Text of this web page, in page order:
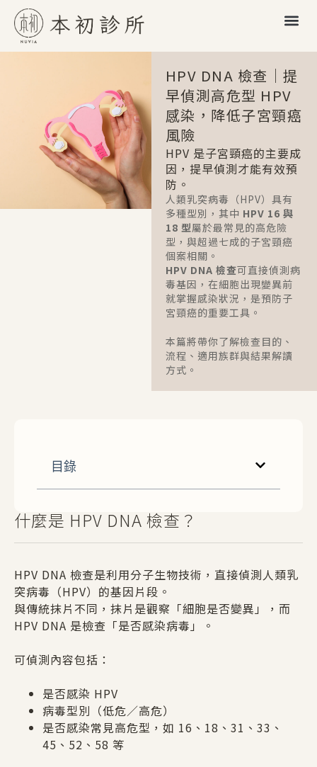
HPV DNA 檢查｜提
早偵測高危型 HPV
感染，降低子宮頸癌
風險
HPV 是子宮頸癌的主要成
因，提早偵測才能有效預
防。
人類乳突病毒（HPV）具有
多種型別，其中 HPV 16 與
18 型屬於最常見的高危險
型，與超過七成的子宮頸癌
個案相關。
HPV DNA 檢查可直接偵測病
毒基因，在細胞出現變異前
就掌握感染狀況，是預防子
宮頸癌的重要工具。
本篇將帶你了解檢查目的、
流程、適用族群與結果解讀
方式。
目錄
什麼是 HPV DNA 檢查？
HPV DNA 檢查是利用分子生物技術，直接偵測人類乳
突病毒（HPV）的基因片段。
與傳統抹片不同，抹片是觀察「細胞是否變異」，而
HPV DNA 是檢查「是否感染病毒」。
可偵測內容包括：
是否感染 HPV
病毒型別（低危／高危）
是否感染常見高危型，如 16、18、31、33、
45、52、58 等